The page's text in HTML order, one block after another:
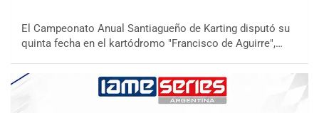
El Campeonato Anual Santiagueño de Karting disputó su
quinta fecha en el kartódromo "Francisco de Aguirre",…